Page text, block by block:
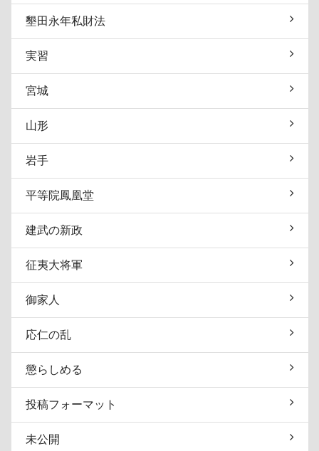
墾田永年私財法
実習
宮城
山形
岩手
平等院鳳凰堂
建武の新政
征夷大将軍
御家人
応仁の乱
懲らしめる
投稿フォーマット
未公開